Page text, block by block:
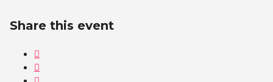
Share this event